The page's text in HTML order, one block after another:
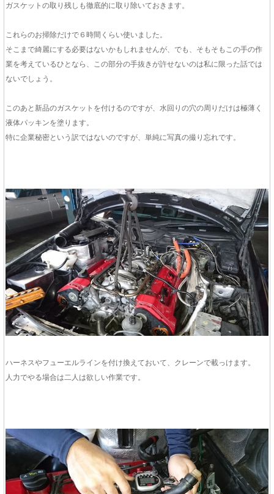
ガスケットの取り残しも徹底的に取り除いておきます。
これらのお掃除だけで６時間くらい使いました。
そこまで綺麗にする必要はないかもしれませんが、でも、そもそもこの手の作
業を考えているひとなら、この部分の手抜きが許せないのは私に限った話では
ないでしょう。
このあと新品のガスケットを付けるのですが、水回りの穴の周りだけは極薄く
液体パッキンを塗ります。
特に企業秘密という訳ではないのですが、単純に写真の撮り忘れです。
ハーネスやフューエルラインを付け換えておいて、クレーンで載っけます。
人力でやる場合は二人は欲しい作業です。